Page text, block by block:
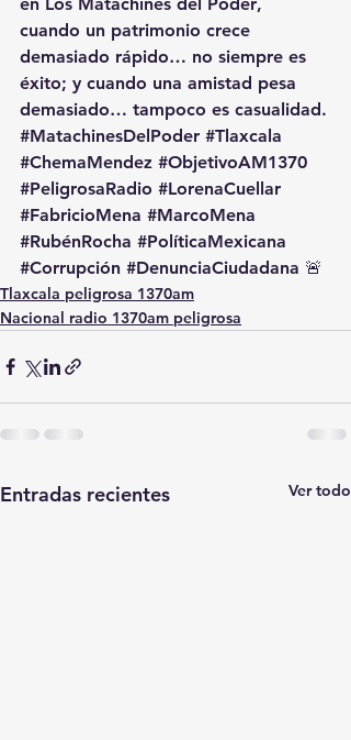
cuando un patrimonio crece
demasiado rápido… no siempre es
éxito; y cuando una amistad pesa
demasiado… tampoco es casualidad.
#MatachinesDelPoder #Tlaxcala
#ChemaMendez #ObjetivoAM1370
#PeligrosaRadio #LorenaCuellar
#FabricioMena #MarcoMena
#RubénRocha #PolíticaMexicana
#Corrupción #DenunciaCiudadana 🚨
Tlaxcala peligrosa 1370am
Nacional radio 1370am peligrosa
Entradas recientes Ver todo